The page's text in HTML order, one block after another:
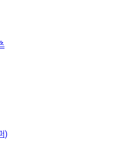
)